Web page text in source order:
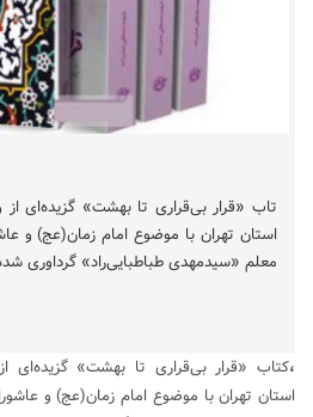
تاب «قرار بی‌قراری تا بهشت» گزیده‌ای
استان تهران با موضوع امام زمان(عج) و
معلم «سیدمهدی طباطبایی‌راد» گرداوری
،کتاب «قرار بی‌قراری تا بهشت»
استان تهران با موضوع امام زمان(عج) و